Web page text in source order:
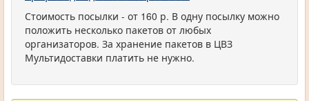
Стоимость посылки - от 160 р. В одну посылку можно
положить несколько пакетов от любых
организаторов. За хранение пакетов в ЦВЗ
Мультидоставки платить не нужно.